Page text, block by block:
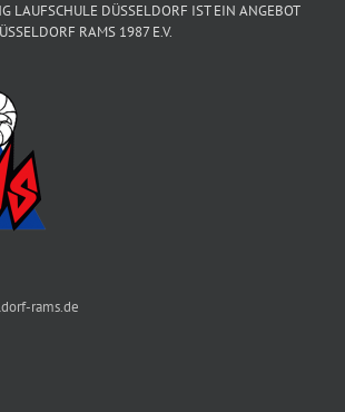
LAUFSCHULE DÜSSELDORF IST EIN ANGEBOT
RAMS 1987 E.V.
rams.de